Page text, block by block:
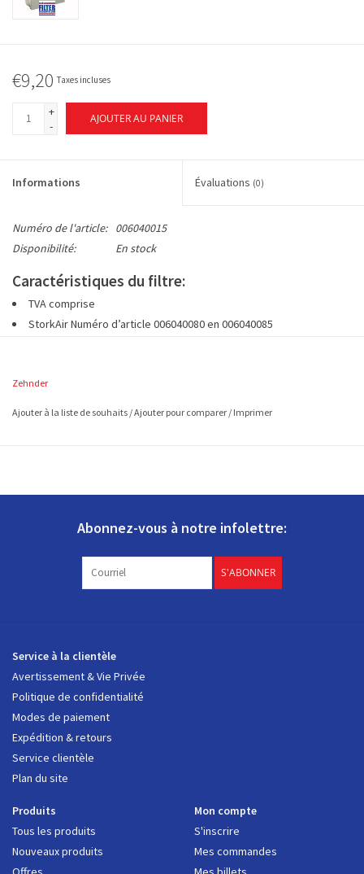
€9,20 Taxes incluses
+
-
AJOUTER AU PANIER
Informations Évaluations (0)
Numéro de l'article:
006040015
Disponibilité:
En stock
Caractéristiques du filtre:
TVA comprise
StorkAir Numéro d’article 006040080 en 006040085
Zehnder
Ajouter à la liste de souhaits /Ajouter pour comparer / Imprimer
Abonnez-vous à notre infolettre:
S'ABONNER
Service à la clientèle
Avertissement & Vie Privée
Politique de confidentialité
Modes de paiement
Expédition & retours
Service clientèle
Plan du site
Produits
Tous les produits
Nouveaux produits
Mon compte
S'inscrire
Mes commandes